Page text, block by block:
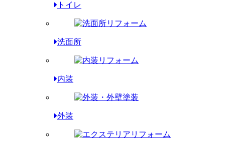
トイレ
洗面所
内装
外装